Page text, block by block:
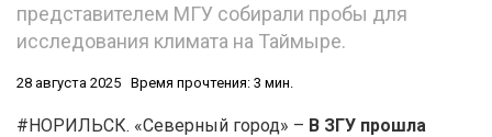
представителем МГУ собирали пробы для
исследования климата на Таймыре.
28 августа 2025 Время прочтения: 3 мин.
#НОРИЛЬСК. «Северный город» – В ЗГУ прошла